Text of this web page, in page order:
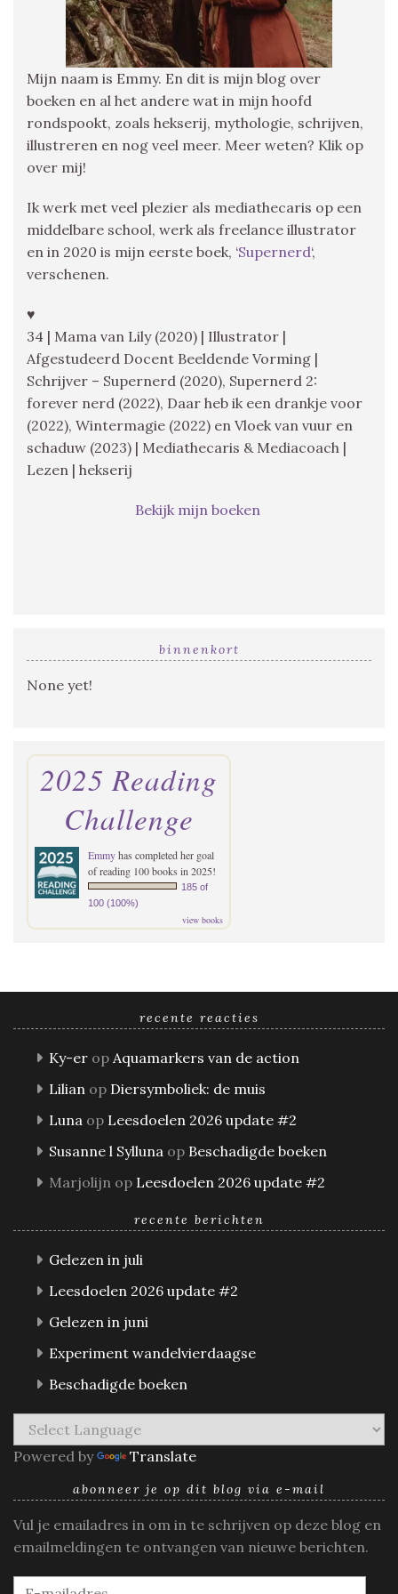
Mijn naam is Emmy. En dit is mijn blog over
boeken en al het andere wat in mijn hoofd
rondspookt, zoals hekserij, mythologie, schrijven,
illustreren en nog veel meer. Meer weten? Klik op
over mij!
Ik werk met veel plezier als mediathecaris op een
middelbare school, werk als freelance illustrator
en in 2020 is mijn eerste boek, ‘Supernerd‘,
verschenen.
♥
34 | Mama van Lily (2020) | Illustrator |
Afgestudeerd Docent Beeldende Vorming |
Schrijver – Supernerd (2020), Supernerd 2:
forever nerd (2022), Daar heb ik een drankje voor
(2022), Wintermagie (2022) en Vloek van vuur en
schaduw (2023) | Mediathecaris & Mediacoach |
Lezen | hekserij
Bekijk mijn boeken
binnenkort
None yet!
2025 Reading
Challenge
Emmyhas completed her goal
of reading 100 books in 2025!
185 of
100 (100%)
view books
recente reacties
Ky-er op Aquamarkers van de action
Lilian op Diersymboliek: de muis
Luna op Leesdoelen 2026 update #2
Susanne l Sylluna op Beschadigde boeken
Marjolijn op Leesdoelen 2026 update #2
recente berichten
Gelezen in juli
Leesdoelen 2026 update #2
Gelezen in juni
Experiment wandelvierdaagse
Beschadigde boeken
Powered by Translate
abonneer je op dit blog via e-mail
Vul je emailadres in om in te schrijven op deze blog en
emailmeldingen te ontvangen van nieuwe berichten.
E-